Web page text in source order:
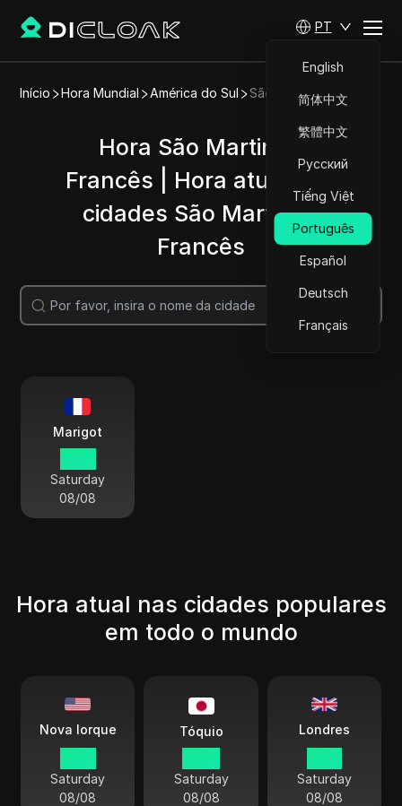
PT
English
简体中文
繁體中文
Русский
Tiếng Việt
Português
Español
Deutsch
Français
Início Hora Mundial América do Sul São Martinho Francês
Hora São Martinho
Francês | Hora atual nas
cidades São Martinho
Francês
Marigot
Saturday
08/08
Hora atual nas cidades populares
em todo o mundo
Nova Iorque
Saturday
08/08
Tóquio
Saturday
08/08
Londres
Saturday
08/08